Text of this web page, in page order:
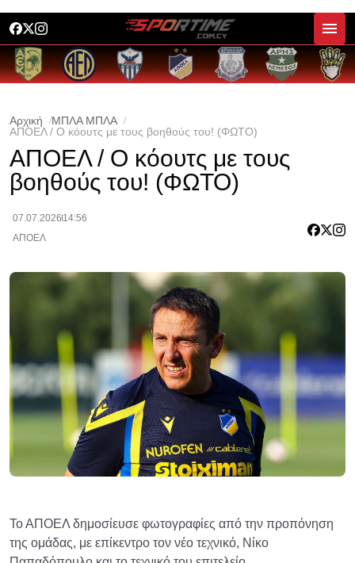
Αρχική
ΜΠΛΑ ΜΠΛΑ
ΑΠΟΕΛ / Ο κόουτς με τους βοηθούς του! (ΦΩΤΟ)
ΑΠΟΕΛ / Ο κόουτς με τους
βοηθούς του! (ΦΩΤΟ)
07.07.2026 14:56
ΑΠΟΕΛ
Το ΑΠΟΕΛ δημοσίευσε φωτογραφίες από την προπόνηση
της ομάδας, με επίκεντρο τον νέο τεχνικό, Νίκο